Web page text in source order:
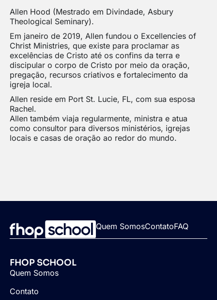
Allen Hood (Mestrado em Divindade, Asbury
Theological Seminary).
Em janeiro de 2019, Allen fundou o Excellencies of
Christ Ministries, que existe para proclamar as
excelências de Cristo até os confins da terra e
discipular o corpo de Cristo por meio da oração,
pregação, recursos criativos e fortalecimento da
igreja local.
Allen reside em Port St. Lucie, FL, com sua esposa
Rachel.
Allen também viaja regularmente, ministra e atua
como consultor para diversos ministérios, igrejas
locais e casas de oração ao redor do mundo.
Quem SomosContatoFAQ
FHOP SCHOOL
Quem Somos
Contato